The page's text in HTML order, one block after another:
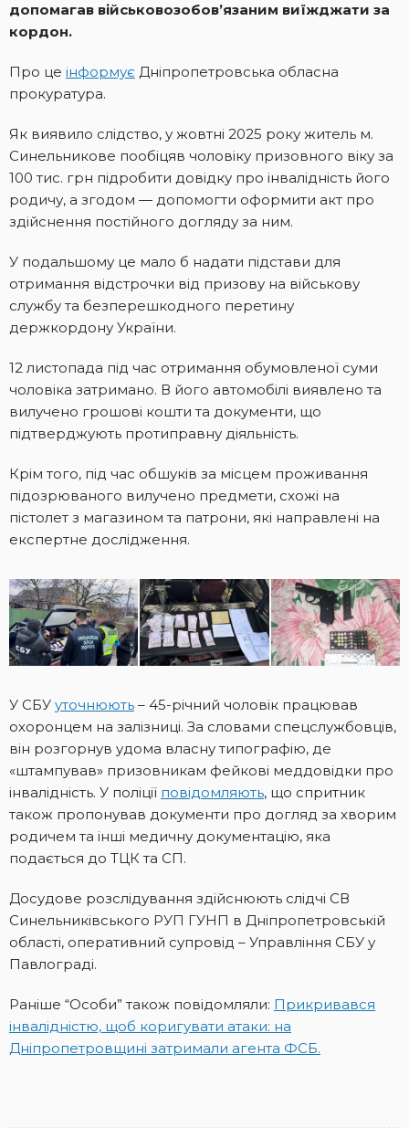
допомагав військовозобов’язаним виїжджати за
кордон.
Про це інформує Дніпропетровська обласна
прокуратура.
Як виявило слідство, у жовтні 2025 року житель м.
Синельникове пообіцяв чоловіку призовного віку за
100 тис. грн підробити довідку про інвалідність його
родичу, а згодом — допомогти оформити акт про
здійснення постійного догляду за ним.
У подальшому це мало б надати підстави для
отримання відстрочки від призову на військову
службу та безперешкодного перетину
держкордону України.
12 листопада під час отримання обумовленої суми
чоловіка затримано. В його автомобілі виявлено та
вилучено грошові кошти та документи, що
підтверджують протиправну діяльність.
Крім того, під час обшуків за місцем проживання
підозрюваного вилучено предмети, схожі на
пістолет з магазином та патрони, які направлені на
експертне дослідження.
У СБУ уточнюють – 45-річний чоловік працював
охоронцем на залізниці. За словами спецслужбовців,
він розгорнув удома власну типографію, де
«штампував» призовникам фейкові меддовідки про
інвалідність. У поліції повідомляють, що спритник
також пропонував документи про догляд за хворим
родичем та інші медичну документацію, яка
подається до ТЦК та СП.
Досудове розслідування здійснюють слідчі СВ
Синельниківського РУП ГУНП в Дніпропетровській
області, оперативний супровід – Управління СБУ у
Павлограді.
Раніше “Особи” також повідомляли: Прикривався
інвалідністю, щоб коригувати атаки: на
Дніпропетровщині затримали агента ФСБ.